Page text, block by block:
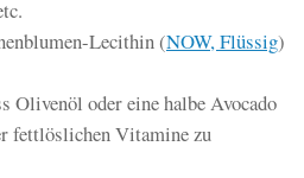
Lecithin (NOW, Flüssig)
Olivenöl oder eine halbe Avocado
fettlöslichen Vitamine zu